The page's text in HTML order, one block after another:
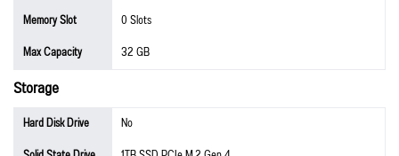
Memory Slot
0 Slots
Max Capacity
32 GB
Storage
Hard Disk Drive
No